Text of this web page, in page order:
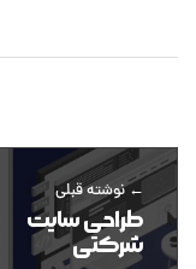
نوشته قبلی
طراحی سایت
شرکتی